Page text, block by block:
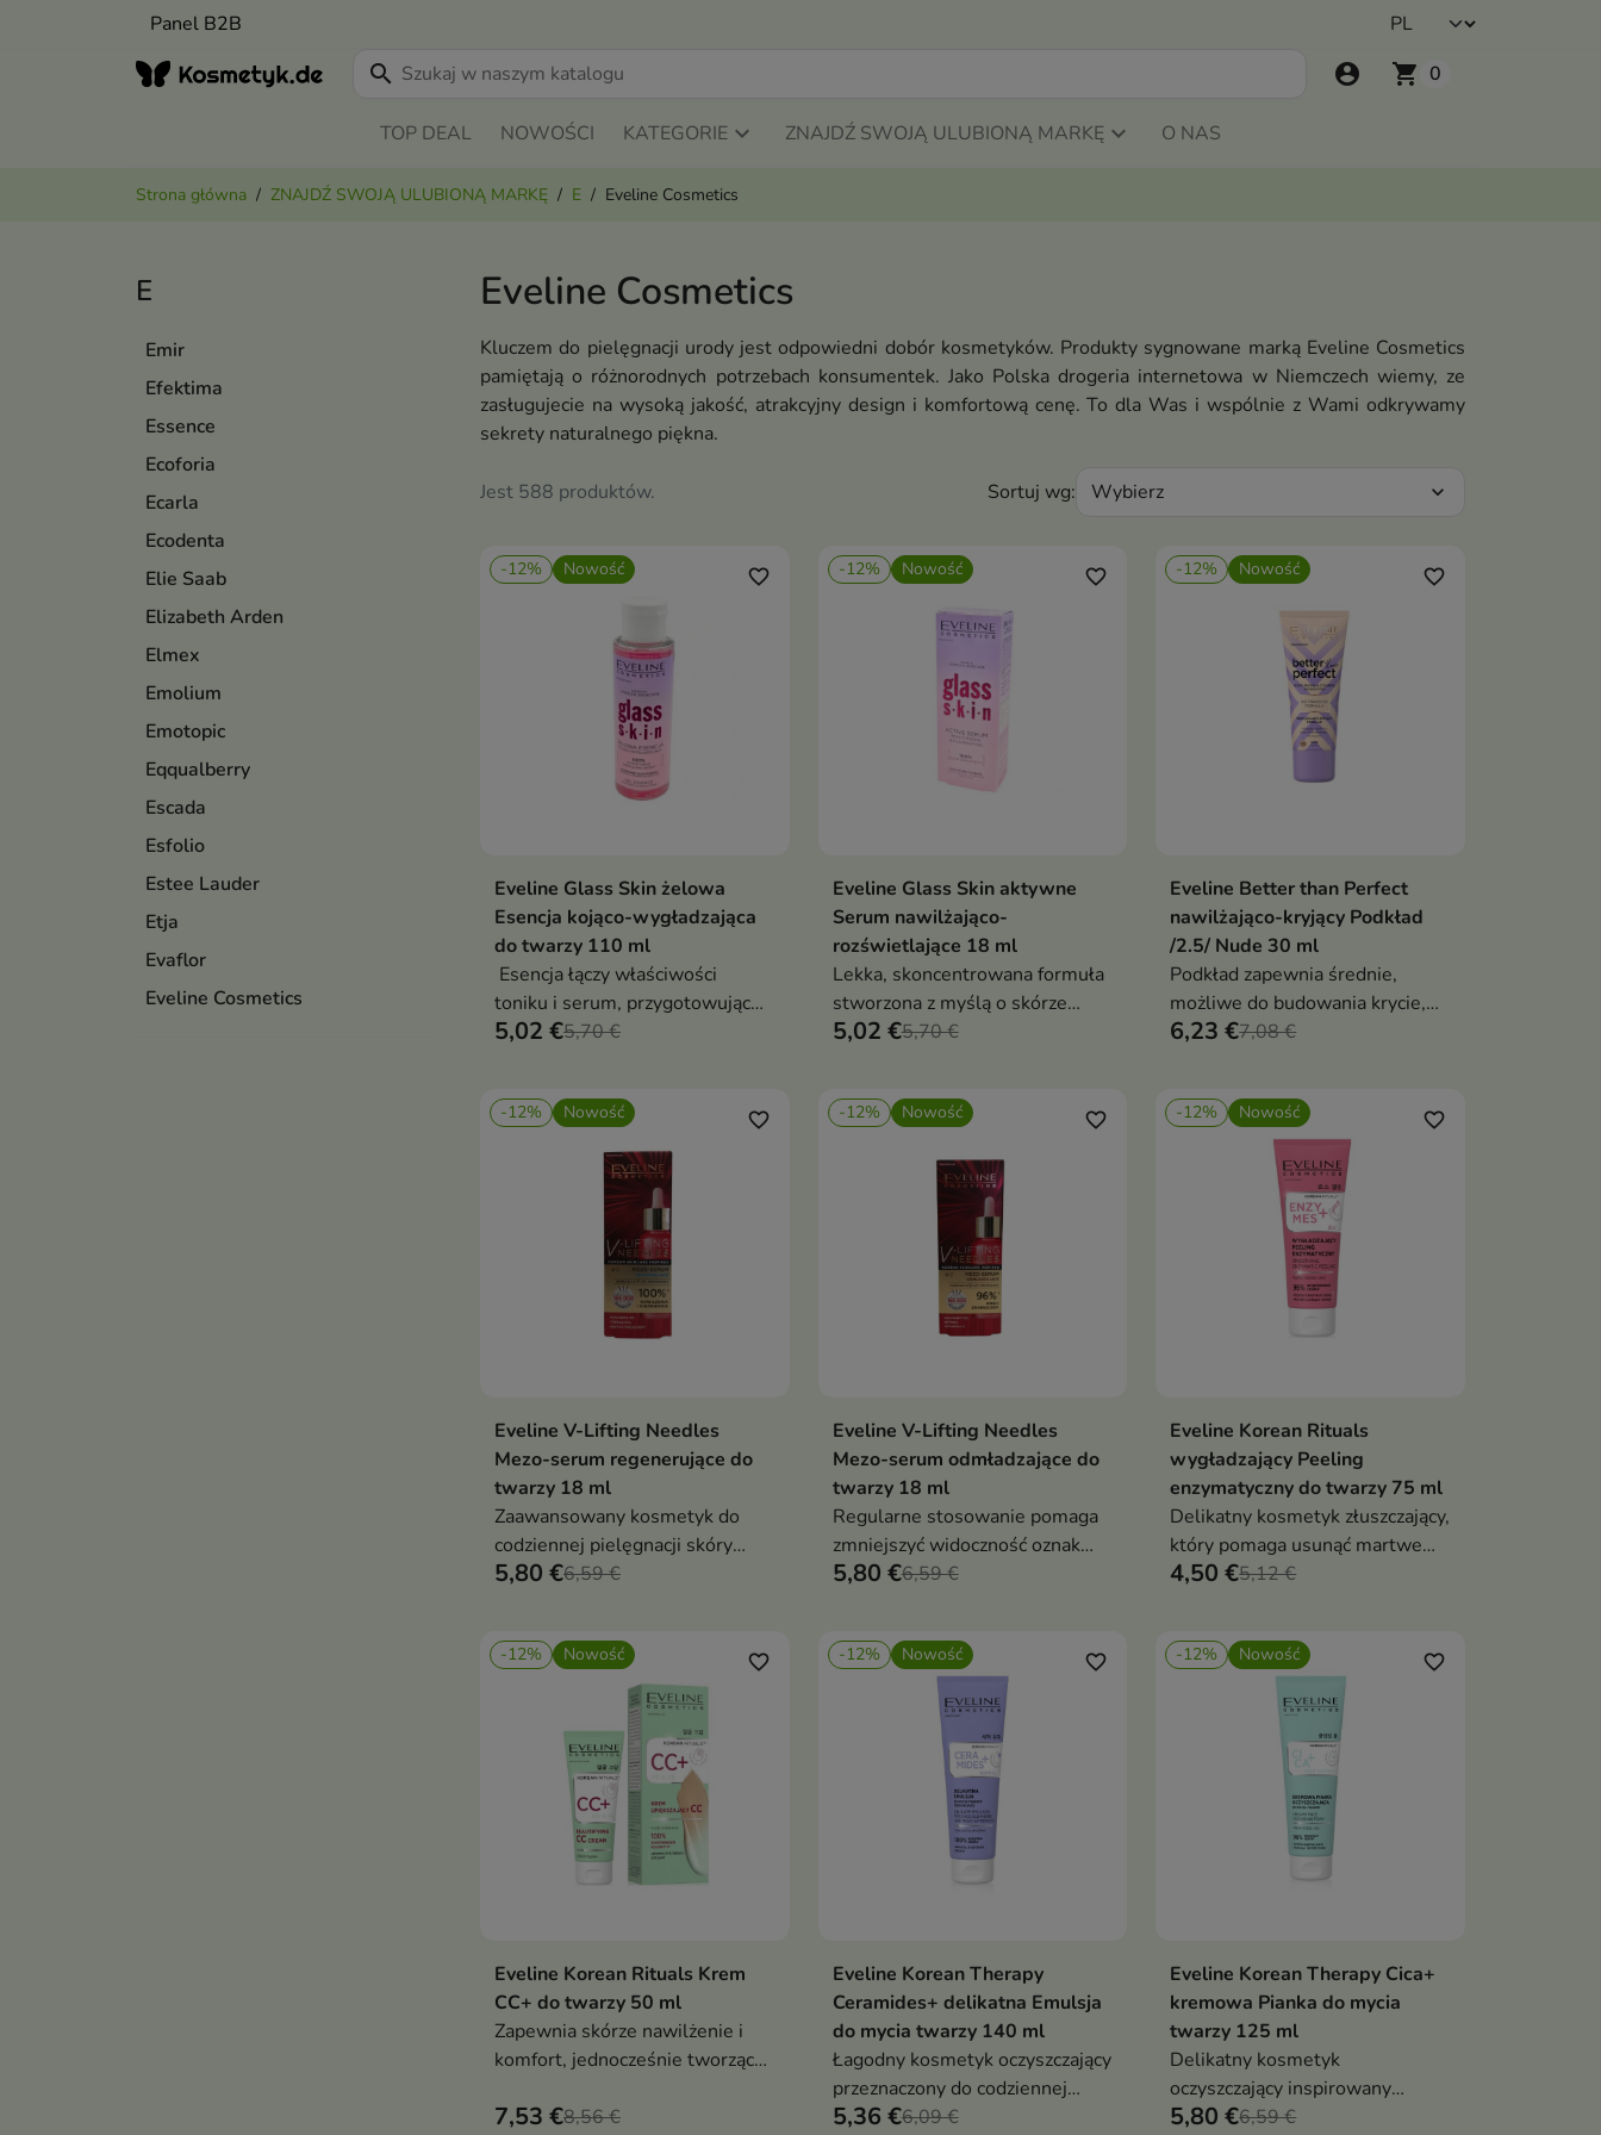
Panel B2B
search account_circle shopping_cart 0
TOP DEAL NOWOŚCI KATEGORIE ZNAJDŹ SWOJĄ ULUBIONĄ MARKĘ O NAS
Strona główna ZNAJDŹ SWOJĄ ULUBIONĄ MARKĘ E Eveline Cosmetics
E
Emir
Efektima
Essence
Ecoforia
Ecarla
Ecodenta
Elie Saab
Elizabeth Arden
Elmex
Emolium
Emotopic
Eqqualberry
Escada
Esfolio
Estee Lauder
Etja
Evaflor
Eveline Cosmetics
Eveline Cosmetics
Kluczem do pielęgnacji urody jest odpowiedni dobór kosmetyków. Produkty sygnowane marką Eveline Cosmetics
pamiętają o różnorodnych potrzebach konsumentek. Jako Polska drogeria internetowa w Niemczech wiemy, ze
zasługujecie na wysoką jakość, atrakcyjny design i komfortową cenę. To dla Was i wspólnie z Wami odkrywamy
sekrety naturalnego piękna.
Jest 588 produktów. Sortuj wg: Wybierz expand_more
-12% Nowość
Dodaj do koszyka
favorite_border
Eveline Glass Skin żelowa
Esencja kojąco-wygładzająca
do twarzy 110 ml
Esencja łączy właściwości
toniku i serum, przygotowując
skórę do dalszych etapów
5,02 €5,70 €
-12% Nowość
Dodaj do koszyka
favorite_border
Eveline Glass Skin aktywne
Serum nawilżająco-
rozświetlające 18 ml
Lekka, skoncentrowana formuła
stworzona z myślą o skórze
pozbawionej blasku,
5,02 €5,70 €
-12% Nowość
Dodaj do koszyka
favorite_border
Eveline Better than Perfect
nawilżająco-kryjący Podkład
/2.5/ Nude 30 ml
Podkład zapewnia średnie,
możliwe do budowania krycie,
jednocześnie wyrównując
6,23 €7,08 €
-12% Nowość
Dodaj do koszyka
favorite_border
Eveline V-Lifting Needles
Mezo-serum regenerujące do
twarzy 18 ml
Zaawansowany kosmetyk do
codziennej pielęgnacji skóry
wymagającej odbudowy,
5,80 €6,59 €
-12% Nowość
Dodaj do koszyka
favorite_border
Eveline V-Lifting Needles
Mezo-serum odmładzające do
twarzy 18 ml
Regularne stosowanie pomaga
zmniejszyć widoczność oznak
starzenia oraz poprawić ogólny
5,80 €6,59 €
-12% Nowość
Dodaj do koszyka
favorite_border
Eveline Korean Rituals
wygładzający Peeling
enzymatyczny do twarzy 75 ml
Delikatny kosmetyk złuszczający,
który pomaga usunąć martwe
komórki naskórka
4,50 €5,12 €
-12% Nowość
Dodaj do koszyka
favorite_border
Eveline Korean Rituals Krem
CC+ do twarzy 50 ml
Zapewnia skórze nawilżenie i
komfort, jednocześnie tworząc
7,53 €8,56 €
-12% Nowość
Dodaj do koszyka
favorite_border
Eveline Korean Therapy
Ceramides+ delikatna Emulsja
do mycia twarzy 140 ml
Łagodny kosmetyk oczyszczający
przeznaczony do codziennej
pielęgnacji skóry
5,36 €6,09 €
-12% Nowość
Dodaj do koszyka
favorite_border
Eveline Korean Therapy Cica+
kremowa Pianka do mycia
twarzy 125 ml
Delikatny kosmetyk
oczyszczający inspirowany
koreańską pielęgnacją
5,80 €6,59 €